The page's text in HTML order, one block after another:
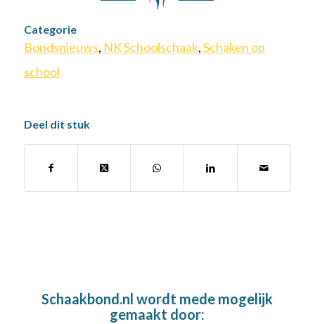
Categorie
Bondsnieuws, NK Schoolschaak,Schaken op
school
Deel dit stuk
Schaakbond.nl wordt mede mogelijk
gemaakt door: